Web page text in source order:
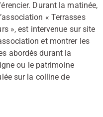
Durant la matinée,
« Terrasses
», est intervenue sur site
et montrer les
abordés durant la
ou le patrimoine
sur la colline de